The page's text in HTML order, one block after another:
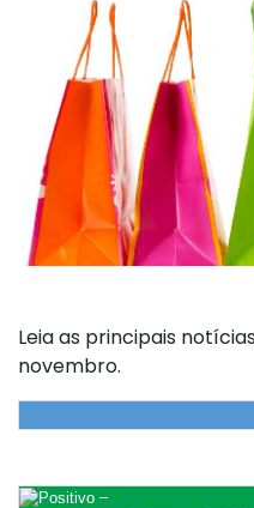
Leia as principais
novembro.
–